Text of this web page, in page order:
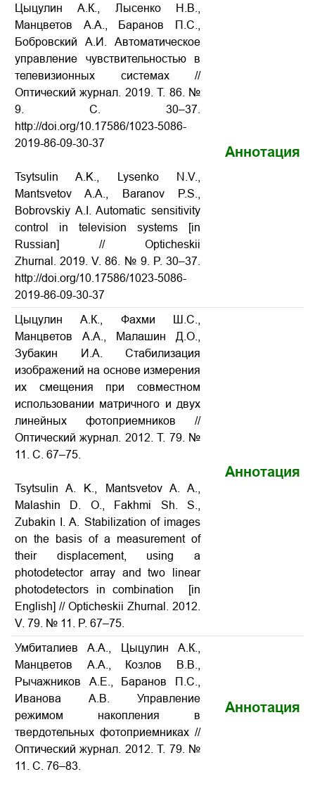
Цыцулин А.К., Лысенко Н.В.,
Манцветов А.А., Баранов П.С.,
Бобровский А.И. Автоматическое
управление чувствительностью в
телевизионных системах //
Оптический журнал. 2019. Т. 86. №
9. С. 30–37.
http://doi.org/10.17586/1023-5086-
2019-86-09-30-37
Tsytsulin A.K., Lysenko N.V.,
Mantsvetov A.A., Baranov P.S.,
Bobrovskiy A.I. Automatic sensitivity
control in television systems
[in
Russian] // Opticheskii
Zhurnal. 2019. V. 86. № 9. P. 30–37.
http://doi.org/10.17586/1023-5086-
2019-86-09-30-37
Аннотация
Цыцулин А.К., Фахми Ш.С.,
Манцветов А.А., Малашин Д.О.,
Зубакин И.А. Стабилизация
изображений на основе измерения
их смещения при совместном
использовании матричного и двух
линейных фотоприемников //
Оптический журнал. 2012. Т. 79. №
11. С. 67–75.
Tsytsulin A. K., Mantsvetov A. A.,
Malashin D. O., Fakhmi Sh. S.,
Zubakin I. A. Stabilization of images
on the basis of a measurement of
their displacement, using a
photodetector array and two linear
photodetectors in combination [in
English] // Opticheskii Zhurnal. 2012.
V. 79. № 11. P. 67–75.
Аннотация
Умбиталиев А.А., Цыцулин А.К.,
Манцветов А.А., Козлов В.В.,
Рычажников А.Е., Баранов П.С.,
Иванова А.В. Управление
режимом накопления в
твердотельных фотоприемниках //
Оптический журнал. 2012. Т. 79. №
11. С. 76–83.
Аннотация